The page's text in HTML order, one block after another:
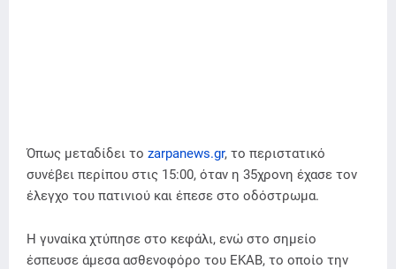
Όπως μεταδίδει το zarpanews.gr, το περιστατικό
συνέβει περίπου στις 15:00, όταν η 35χρονη έχασε τον
έλεγχο του πατινιού και έπεσε στο οδόστρωμα.
Η γυναίκα χτύπησε στο κεφάλι, ενώ στο σημείο
έσπευσε άμεσα ασθενοφόρο του ΕΚΑΒ, το οποίο την